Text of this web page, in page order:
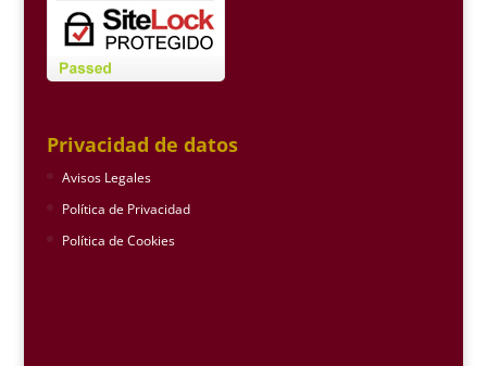
Privacidad de datos
Avisos Legales
Política de Privacidad
Política de Cookies